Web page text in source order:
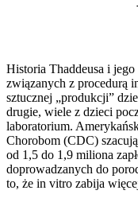
Historia Thaddeusa i
związanych z procedurą
sztucznej „produkcji”
drugie, wiele z dzieci
laboratorium.
Chorobom (CDC)
od 1,5 do 1,9 miliona
doprowadzanych do
to, że in vitro zabija